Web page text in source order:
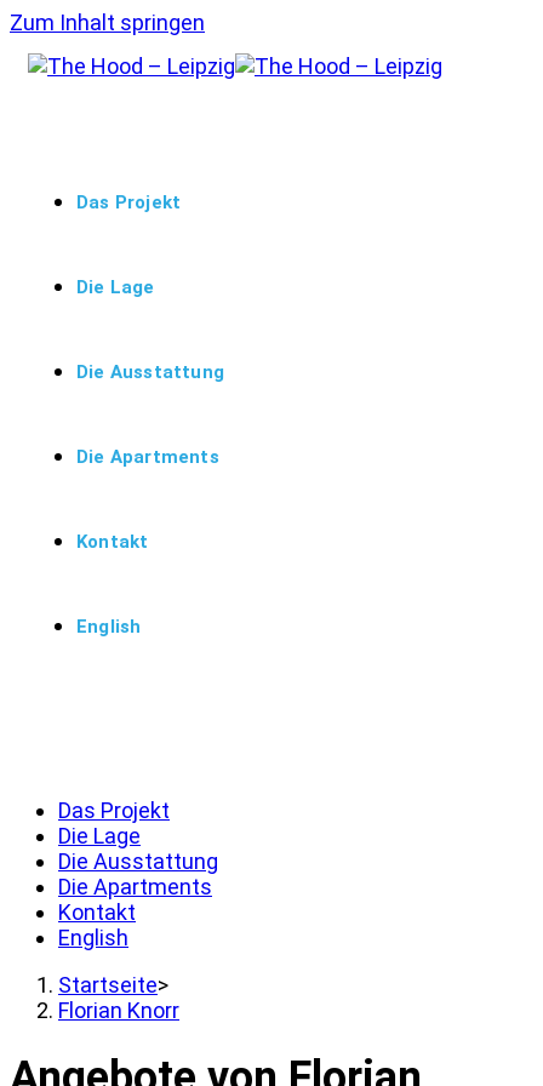
Zum Inhalt springen
Das Projekt
Die Lage
Die Ausstattung
Die Apartments
Kontakt
English
Das Projekt
Die Lage
Die Ausstattung
Die Apartments
Kontakt
English
Startseite>
Florian Knorr